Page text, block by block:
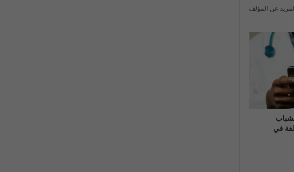
المزيد عن المؤلف
في